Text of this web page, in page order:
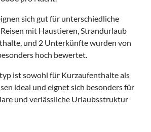
sich gut für unterschiedliche
mit Haustieren, Strandurlaub
und 2 Unterkünfte wurden von
hoch bewertet.
ist sowohl für Kurzaufenthalte als
ideal und eignet sich besonders für
und verlässliche Urlaubsstruktur